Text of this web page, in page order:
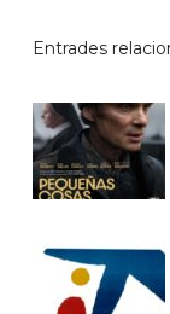
Entrades